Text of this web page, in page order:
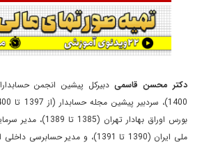
دکتر محسن قاسمی
بورس اوراق بهادار تهران
ملی ایران (1390 تا 1391)، و مدیر